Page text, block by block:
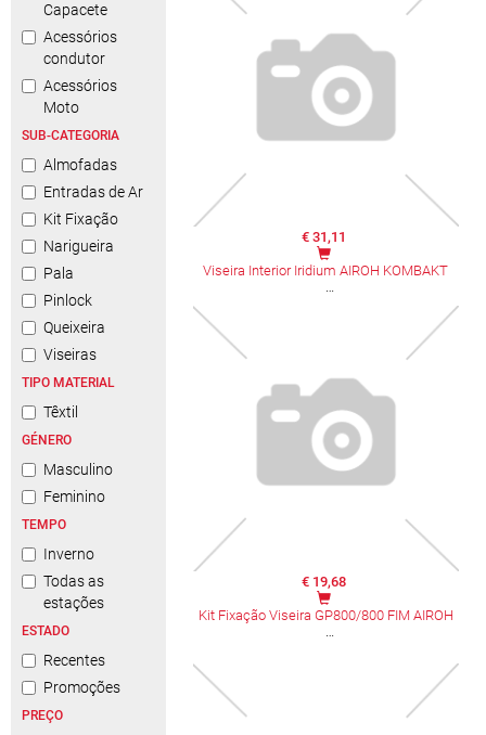
Capacete
Acessórios
condutor
Acessórios
Moto
SUB-CATEGORIA
Almofadas
Entradas de Ar
Kit Fixação
Narigueira
Pala
Pinlock
Queixeira
Viseiras
TIPO MATERIAL
Têxtil
GÉNERO
Masculino
Feminino
TEMPO
Inverno
Todas as
estações
ESTADO
Recentes
Promoções
PREÇO
€ 31,11
Viseira Interior Iridium AIROH KOMBAKT
€ 19,68
Kit Fixação Viseira GP800/800 FIM AIROH